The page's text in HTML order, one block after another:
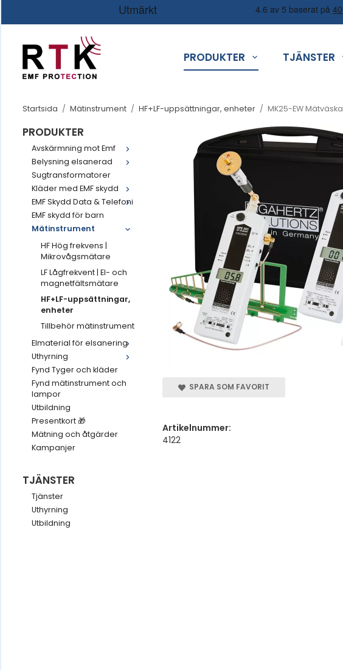
PRODUKTER TJÄNSTER
Startsida / Mätinstrument / HF+LF-uppsättningar, enheter / MK25-EW Mätväska
PRODUKTER
Avskärmning mot Emf
Belysning elsanerad
Sugtransformatorer
Kläder med EMF skydd
EMF Skydd Data & Telefoni
EMF skydd för barn
Mätinstrument
HF Hög frekvens |
Mikrovågsmätare
LF Lågfrekvent | El- och
magnetfältsmätare
HF+LF-uppsättningar,
enheter
Tillbehör mätinstrument
Elmaterial för elsanering
Uthyrning
Fynd Tyger och kläder
Fynd mätinstrument och
lampor
Utbildning
Presentkort 🎁
Mätning och åtgärder
Kampanjer
TJÄNSTER
Tjänster
Uthyrning
Utbildning
SPARA SOM FAVORIT
Artikelnummer:
4122